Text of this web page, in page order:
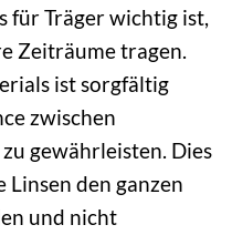
für Träger wichtig ist,
Zeiträume tragen.
ist sorgfältig
zwischen
gewährleisten. Dies
Linsen den ganzen
und nicht